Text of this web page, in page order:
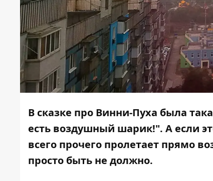
В сказке про Винни-Пуха была
есть воздушный шарик!". А если
всего прочего пролетает прямо
просто быть не должно.